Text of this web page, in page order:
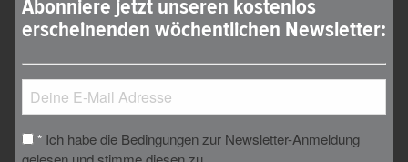
Abonniere jetzt unseren kostenlos
erscheinenden wöchentlichen Newsletter:
* Ich habe die Bedingungen zur Newsletter-Anmeldung